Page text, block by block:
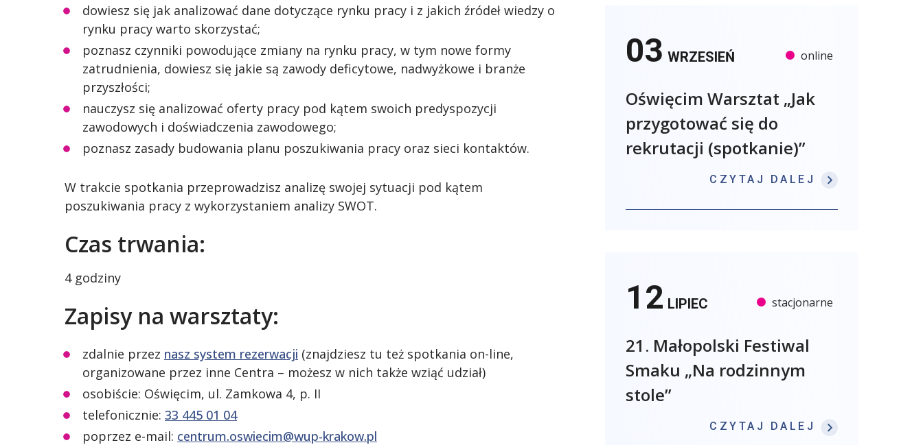
dowiesz się jak analizować dane dotyczące rynku pracy i z jakich źródeł wiedzy o
rynku pracy warto skorzystać;
poznasz czynniki powodujące zmiany na rynku pracy, w tym nowe formy
zatrudnienia, dowiesz się jakie są zawody deficytowe, nadwyżkowe i branże
przyszłości;
nauczysz się analizować oferty pracy pod kątem swoich predyspozycji
zawodowych i doświadczenia zawodowego;
poznasz zasady budowania planu poszukiwania pracy oraz sieci kontaktów.
W trakcie spotkania przeprowadzisz analizę swojej sytuacji pod kątem
poszukiwania pracy z wykorzystaniem analizy SWOT.
Czas trwania:
4 godziny
Zapisy na warsztaty:
zdalnie przez nasz system rezerwacji (znajdziesz tu też spotkania on-line,
organizowane przez inne Centra – możesz w nich także wziąć udział)
osobiście: Oświęcim, ul. Zamkowa 4, p. II
telefonicznie: 33 445 01 04
poprzez e-mail: centrum.oswiecim@wup-krakow.pl
03 WRZESIEŃ online
Oświęcim Warsztat „Jak
przygotować się do
rekrutacji (spotkanie)”
CZYTAJ DALEJ : OŚWIĘCIM
12 LIPIEC stacjonarne
21. Małopolski Festiwal
Smaku „Na rodzinnym
stole”
CZYTAJ DALEJ : 21.